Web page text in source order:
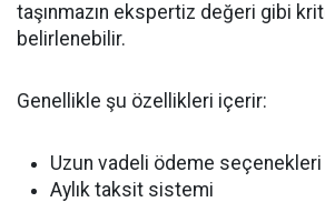
taşınmazın ekspertiz değeri gibi
belirlenebilir.
Genellikle şu özellikleri içerir:
Uzun vadeli ödeme seçenekleri
Aylık taksit sistemi